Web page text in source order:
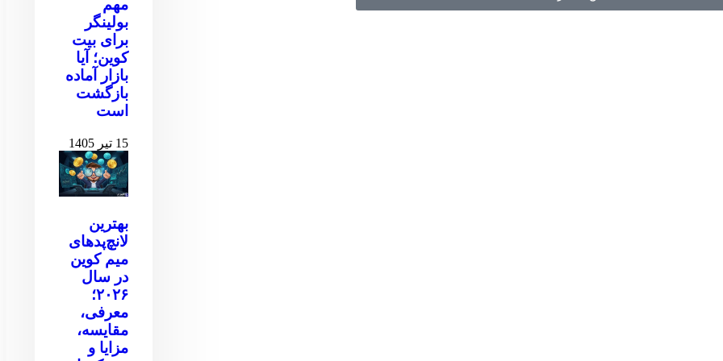
مهم
بولینگر
برای بیت
کوین‌‌؛ آیا
بازار آماده
بازگشت
است
15 تیر 1405
بهترین
لانچ‌پدهای
میم کوین
در سال
۲۰۲۶؛
معرفی،
مقایسه،
مزایا و